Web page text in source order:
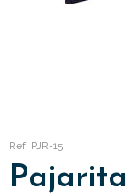
Ref: PJR-15
Pajarita